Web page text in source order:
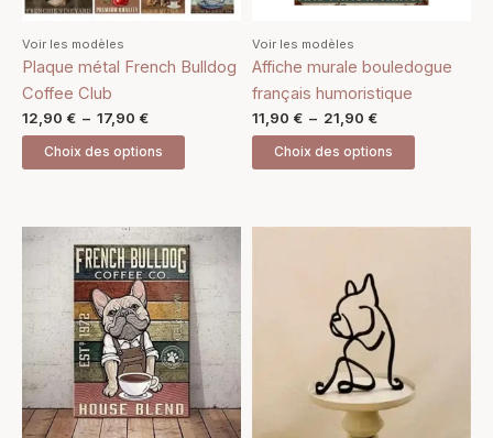
Voir les modèles
Plaque métal French Bulldog
Coffee Club
12,90 € – 17,90 €
Choix des options
sur
Voir les modèles
Affiche murale bouledogue
français humoristique
11,90 € – 21,90 €
Choix des options
sur
Plage
de
prix :
15,90 €
à
24,90 €
Ce
produit
plusieurs
variations.
Les
options
peuvent